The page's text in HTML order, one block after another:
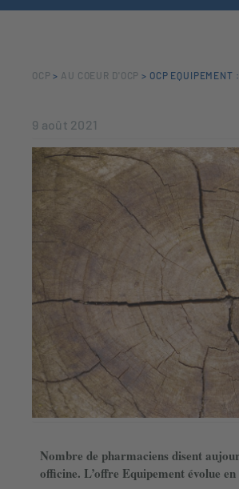
OCP > AU COEUR D'OCP > OCP EQUIPEMENT
9 août 2021
Nombre de pharmaciens disent
officine. L’offre Equipement évolue